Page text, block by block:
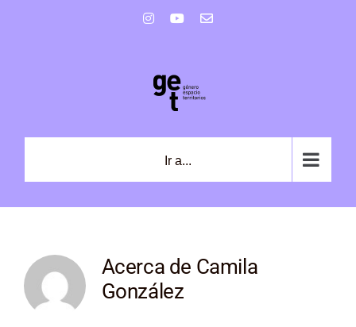
InstagramYouTubeCorreo
Ir a...
Acerca de Camila
González